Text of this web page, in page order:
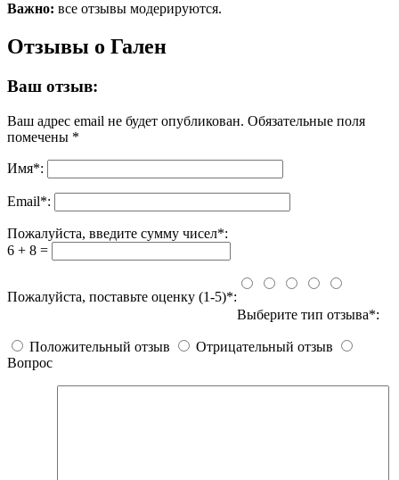
Важно: все отзывы модерируются.
Отзывы о Гален
Ваш отзыв:
Ваш адрес email не будет опубликован. Обязательные поля
помечены *
Имя*:
Email*:
Пожалуйста, введите сумму чисел*:
6 + 8 =
Пожалуйста, поставьте оценку (1-5)*:
Выберите тип отзыва*:
Положительный отзыв
Отрицательный отзыв
Вопрос